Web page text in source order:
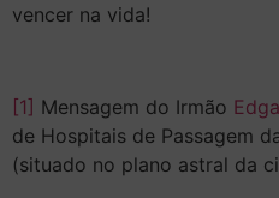
vencer na vida!
[1] Mensagem do Irmão
de Hospitais de Passagem
(situado no plano astral da